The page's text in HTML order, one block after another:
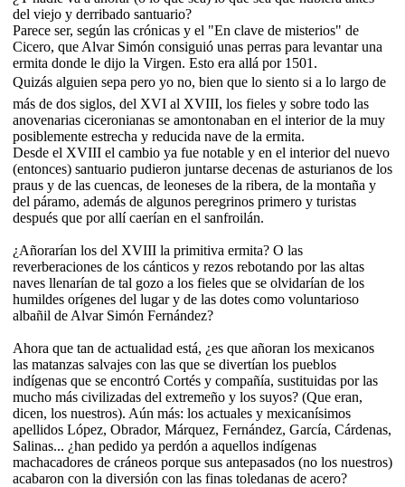
del viejo y derribado santuario?
Parece ser, según las crónicas y el "En clave de misterios" de
Cicero, que Alvar Simón consiguió unas perras para levantar una
ermita donde le dijo la Virgen. Esto era allá por 1501.
Quizás alguien sepa pero yo no, bien que lo siento si a lo largo de
más de dos siglos, del XVI al XVIII, los fieles y sobre todo las
anovenarias ciceronianas se amontonaban en el interior de la muy
posiblemente estrecha y reducida nave de la ermita.
Desde el XVIII el cambio ya fue notable y en el interior del nuevo
(entonces) santuario pudieron juntarse decenas de asturianos de los
praus y de las cuencas, de leoneses de la ribera, de la montaña y
del páramo, además de algunos peregrinos primero y turistas
después que por allí caerían en el sanfroilán.
¿Añorarían los del XVIII la primitiva ermita? O las
reverberaciones de los cánticos y rezos rebotando por las altas
naves llenarían de tal gozo a los fieles que se olvidarían de los
humildes orígenes del lugar y de las dotes como voluntarioso
albañil de Alvar Simón Fernández?
Ahora que tan de actualidad está, ¿es que añoran los mexicanos
las matanzas salvajes con las que se divertían los pueblos
indígenas que se encontró Cortés y compañía, sustituidas por las
mucho más civilizadas del extremeño y los suyos? (Que eran,
dicen, los nuestros). Aún más: los actuales y mexicanísimos
apellidos López, Obrador, Márquez, Fernández, García, Cárdenas,
Salinas... ¿han pedido ya perdón a aquellos indígenas
machacadores de cráneos porque sus antepasados (no los nuestros)
acabaron con la diversión con las finas toledanas de acero?